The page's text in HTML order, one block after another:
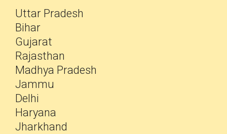
Uttar Pradesh
Bihar
Gujarat
Rajasthan
Madhya Pradesh
Jammu
Delhi
Haryana
Jharkhand